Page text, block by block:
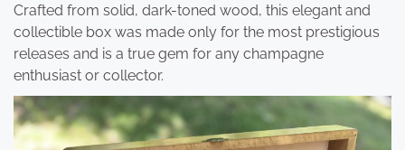
Crafted from solid, dark-toned wood, this elegant and
collectible box was made only for the most prestigious
releases and is a true gem for any champagne
enthusiast or collector.